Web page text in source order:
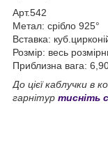
Арт.542
Метал: срібло 925°
Вставка:
Розмір: весь
Приблизна вага:
До цієї каблучки в
гарнітур тисніть